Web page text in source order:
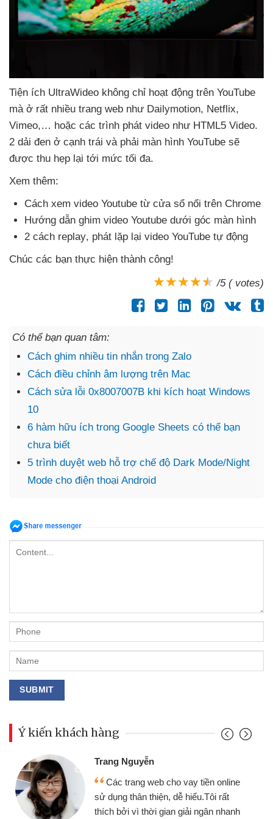
Tiện ích UltraWideo không chỉ hoạt động trên YouTube
mà ở rất nhiều trang web như Dailymotion, Netflix,
Vimeo,… hoặc các trình phát video như HTML5 Video.
2 dải đen ở cạnh trái và phải màn hình YouTube sẽ
được thu hẹp lại tới mức tối đa.
Xem thêm:
Cách xem video Youtube từ cửa sổ nổi trên Chrome
Hướng dẫn ghim video Youtube dưới góc màn hình
2 cách replay, phát lặp lại video YouTube tự động
Chúc các bạn thực hiện thành công!
/5 ( votes)
Có thể bạn quan tâm:
Cách ghim nhiều tin nhắn trong Zalo
Cách điều chỉnh âm lượng trên Mac
Cách sửa lỗi 0x8007007B khi kích hoạt Windows
10
6 hàm hữu ích trong Google Sheets có thể bạn
chưa biết
5 trình duyệt web hỗ trợ chế độ Dark Mode/Night
Mode cho điện thoại Android
Ý kiến khách hàng
Đoàn Hữu Cảnh
Mình cần tiền gấp nên định cầm
chiếc xe wave nhưng thật may đã có
gói vay tiền bằng CMND online